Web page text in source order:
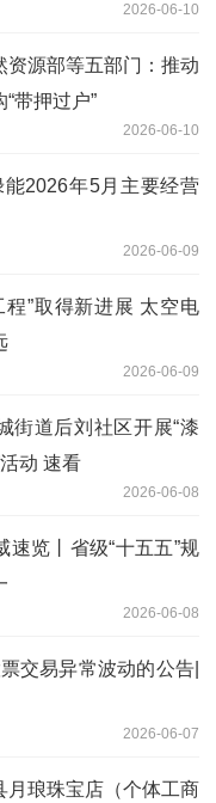
2026-06-10
资源部等五部门：推动
带押过户”
2026-06-10
2026年5月主要经营
2026-06-09
程”取得新进展 太空电
2026-06-09
街道后刘社区开展“漆
动 速看
2026-06-08
速览丨省级“十五五”规
2026-06-08
交易异常波动的公告|
2026-06-07
月琅珠宝店（个体工商